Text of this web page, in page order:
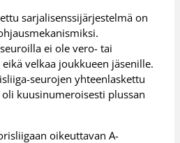
sarjalisenssijärjestelmä on
ei ole vero- tai
velkaa joukkueen jäsenille.
seurojen yhteenlaskettu
kuusinumeroisesti plussan
oikeuttavan A-